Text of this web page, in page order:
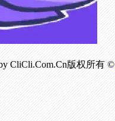
CliCli.Com.Cn版权所有 ©